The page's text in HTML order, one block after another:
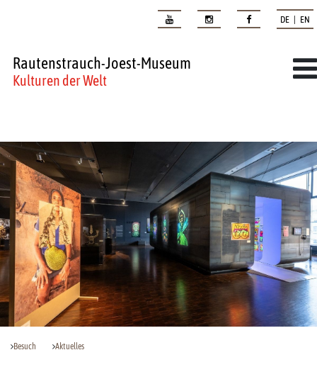
DE | EN
Rautenstrauch-Joest-Museum
Kulturen der Welt
Besuch Aktuelles